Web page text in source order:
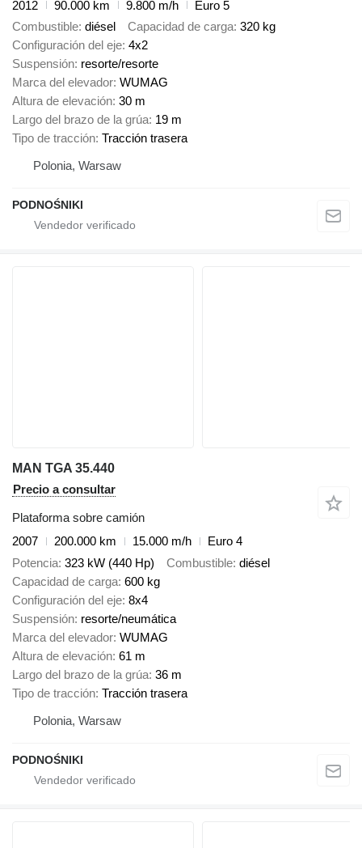
2012
90.000 km 9.800 m/h
Euro 5
Combustible diésel Capacidad de carga 320 kg
Configuración del eje 4x2
Suspensión resorte/resorte
Marca del elevador WUMAG
Altura de elevación 30 m
Largo del brazo de la grúa 19 m
Tipo de tracción Tracción trasera
Polonia, Warsaw
PODNOŚNIKI
MAN TGA 35.440
Precio a consultar
Plataforma sobre camión
2007
200.000 km 15.000 m/h
Euro 4
Potencia 323 kW (440 Hp) Combustible diésel
Capacidad de carga 600 kg
Configuración del eje 8x4
Suspensión resorte/neumática
Marca del elevador WUMAG
Altura de elevación 61 m
Largo del brazo de la grúa 36 m
Tipo de tracción Tracción trasera
Polonia, Warsaw
PODNOŚNIKI